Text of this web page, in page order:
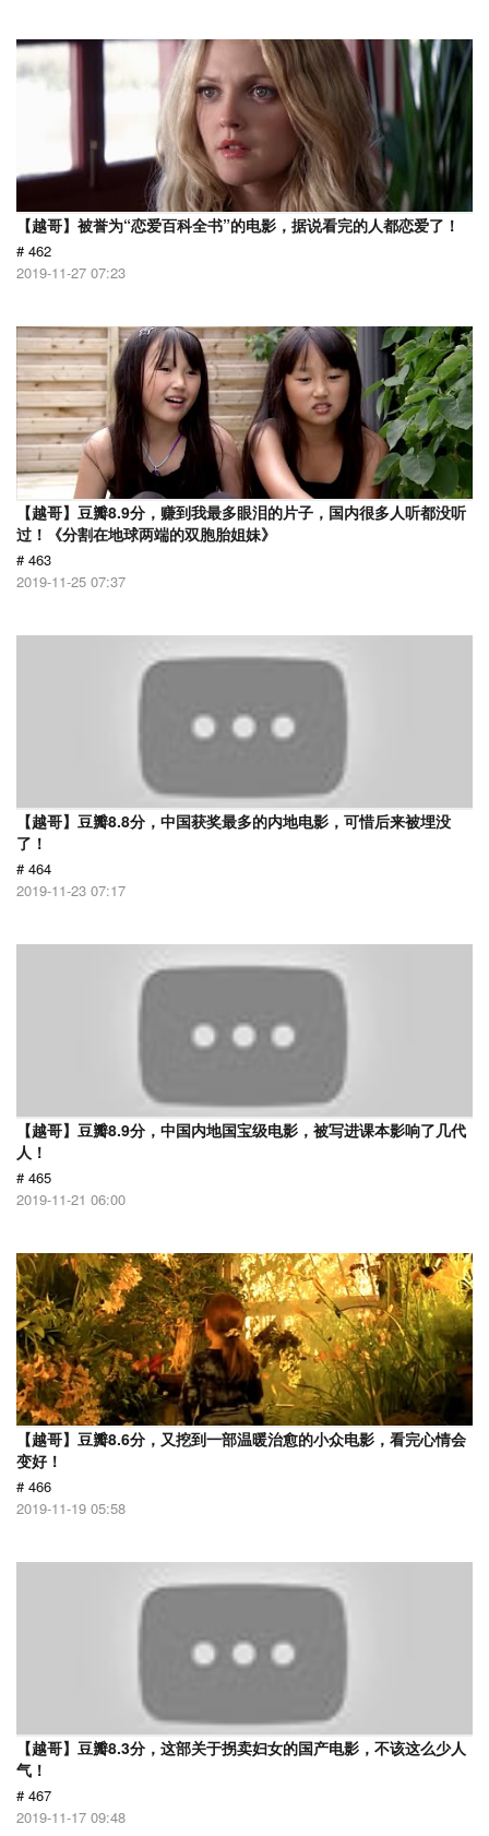
【越哥】被誉为“恋爱百科全书”的电影，据说看完的人都恋爱了！
# 462
2019-11-27 07:23
【越哥】豆瓣8.9分，赚到我最多眼泪的片子，国内很多人听都没听
过！《分割在地球两端的双胞胎姐妹》
# 463
2019-11-25 07:37
【越哥】豆瓣8.8分，中国获奖最多的内地电影，可惜后来被埋没
了！
# 464
2019-11-23 07:17
【越哥】豆瓣8.9分，中国内地国宝级电影，被写进课本影响了几代
人！
# 465
2019-11-21 06:00
【越哥】豆瓣8.6分，又挖到一部温暖治愈的小众电影，看完心情会
变好！
# 466
2019-11-19 05:58
【越哥】豆瓣8.3分，这部关于拐卖妇女的国产电影，不该这么少人
气！
# 467
2019-11-17 09:48